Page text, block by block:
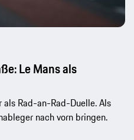
Le Mans als
als Rad-an-Rad-Duelle. Als
nach vorn bringen.